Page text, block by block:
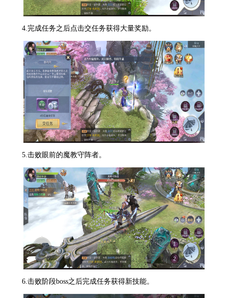
4.完成任务之后点击交任务获得大量奖励。
5.击败眼前的魔教守阵者。
6.击败阶段boss之后完成任务获得新技能。